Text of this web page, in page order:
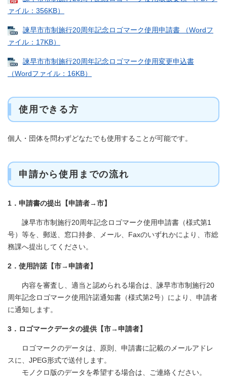
ァイル：356KB）
諫早市市制施行20周年記念ロゴマーク使用申請書 （Wordフ
ァイル：17KB）
諫早市市制施行20周年記念ロゴマーク使用変更申込書
（Wordファイル：16KB）
使用できる方
個人・団体を問わずどなたでも使用することが可能です。
申請から使用までの流れ
1．申請書の提出【申請者→市】
諫早市市制施行20周年記念ロゴマーク使用申請書（様式第1
号）等を、郵送、窓口持参、メール、Faxのいずれかにより、市総
務課へ提出してください。​
​2．使用許諾【市→申請者】
内容を審査し、適当と認められる場合は、諫早市市制施行20
周年記念ロゴマーク使用許諾通知書（様式第2号）により、申請者
に通知します。​
3．ロゴマークデータの提供【市→申請者】
ロゴマークのデータは、原則、申請書に記載のメールアドレ
スに、JPEG形式で送付します。
モノクロ版のデータを希望する場合は、ご連絡ください。